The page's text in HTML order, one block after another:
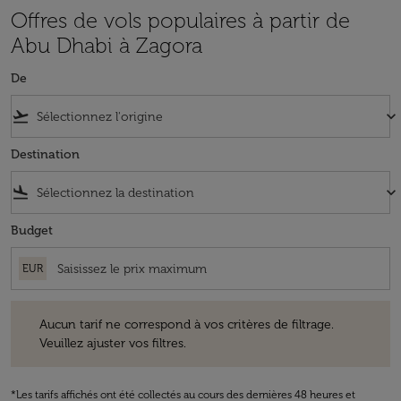
Offres de vols populaires à partir de
Abu Dhabi à Zagora
De
flight_takeoff keyboard_arrow_down
Destination
flight_land keyboard_arrow_down
Budget
EUR
Aucun tarif ne correspond à vos critères de filtrage.
Veuillez ajuster vos filtres.
*Les tarifs affichés ont été collectés au cours des dernières 48 heures et